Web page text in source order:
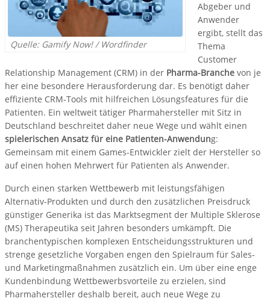
Quelle: Gamify Now! / Wordfinder
Abgeber und
Anwender
ergibt, stellt das
Thema
Customer
Relationship Management (CRM) in der Pharma-Branche von je
her eine besondere Herausforderung dar. Es benötigt daher
effiziente CRM-Tools mit hilfreichen Lösungsfeatures für die
Patienten. Ein weltweit tätiger Pharmahersteller mit Sitz in
Deutschland beschreitet daher neue Wege und wählt einen
spielerischen Ansatz für eine Patienten-Anwendung:
Gemeinsam mit einem Games-Entwickler zielt der Hersteller so
auf einen hohen Mehrwert für Patienten als Anwender.
Durch einen starken Wettbewerb mit leistungsfähigen
Alternativ-Produkten und durch den zusätzlichen Preisdruck
günstiger Generika ist das Marktsegment der Multiple Sklerose
(MS) Therapeutika seit Jahren besonders umkämpft. Die
branchentypischen komplexen Entscheidungsstrukturen und
strenge gesetzliche Vorgaben engen den Spielraum für Sales-
und Marketingmaßnahmen zusätzlich ein. Um über eine enge
Kundenbindung Wettbewerbsvorteile zu erzielen, sind
Pharmahersteller deshalb bereit, auch neue Wege zu